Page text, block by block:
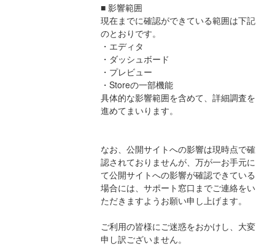
■ 影響範囲
現在までに確認ができている範囲は下記
のとおりです。
・エディタ
・ダッシュボード
・プレビュー
・Storeの一部機能
具体的な影響範囲を含めて、詳細調査を
進めてまいります。
なお、公開サイトへの影響は現時点で確
認されておりませんが、万が一お手元に
て公開サイトへの影響が確認できている
場合には、サポート窓口までご連絡をい
ただきますようお願い申し上げます。
ご利用の皆様にご迷惑をおかけし、大変
申し訳ございません。